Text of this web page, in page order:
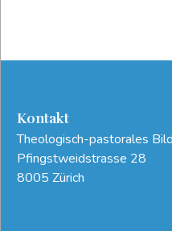
Kontakt
Theologisch-pastorales
Pfingstweidstrasse 28
8005 Zürich